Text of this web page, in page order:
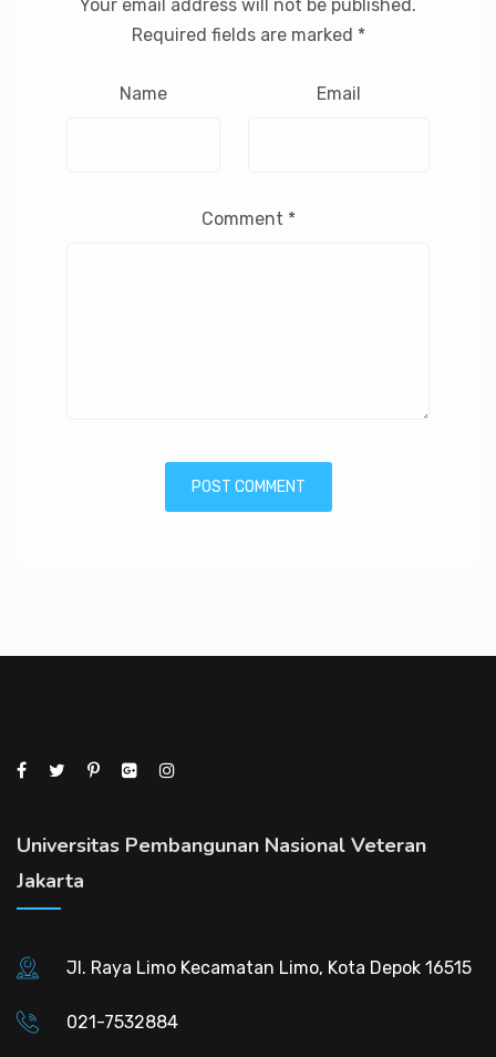
Your email address will not be published.
Required fields are marked *
Name Email
Comment *
Universitas Pembangunan Nasional Veteran
Jakarta
Jl. Raya Limo Kecamatan Limo, Kota Depok 16515
021-7532884